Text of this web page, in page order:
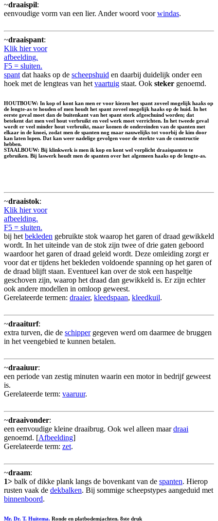
~draaispil:
eenvoudige vorm van een lier. Ander woord voorwindas.
~draaispant:
Klik hier voor
afbeelding.
F5 = sluiten.
spant dat haaks op de scheepshuid en daarbij duidelijk onder een
hoek met de lengteas van het vaartuig staat. Ook steker genoemd.
HOUTBOUW: In kop of kont kan men er voor kiezen het spant zoveel mogelijk haaks op
de lengte-as te houden of men houdt het spant zoveel mogelijk haaks op de huid. In het
eerste geval moet dan de buitenkant van het spant sterk afgeschuind worden; dat
betekent dat men veel hout verbruikt en veel werk moet verrichten. In het tweede geval
wordt er veel minder hout verbruikt, maar komen de ondereinden van de spanten met
elkaar in de knoei, zodat men de spanten nog maar nauwelijks tot voorbij de kim door
kan laten lopen. Dat kan weer nadelige gevolgen voor de sterkte van de constructie
hebben.
STAALBOUW: Bij klinkwerk is men ik kop en kont wel verplicht draaispanten te
gebruiken. Bij laswerk houdt men de spanten over het algemeen haaks op de lengte-as.
~draaistok:
Klik hier voor
afbeelding.
F5 = sluiten.
bij het bekleden gebruikte stok waarop het garen of draad gewikkeld
wordt. In het uiteinde van de stok zijn twee of drie gaten geboord
waardoor het garen of draad geleid wordt. Deze omleiding zorgt er
voor dat er tijdens het bekleden voldoende spanning op het garen of
de draad blijft staan. Eventueel kan over de stok een haspeltje
geschoven zijn, waarop het draad dan gewikkeld is. Er zijn echter
ook andere modellen in omloop geweest.
Gerelateerde termen: draaier, kleedspaan, kleedkuil.
~draaiturf:
extra turven, die de schippergegeven werd om daarmee de bruggen
in het veengebied te kunnen betalen.
~draaiuur:
een periode van zestig minuten waarin een motor in bedrijf geweest
is.
Gerelateerde term: vaaruur.
~draaivonder:
een eenvoudige kleine draaibrug. Ook wel alleen maardraai
genoemd. [Afbeelding]
Gerelateerde term: zet.
~draam:
1> balk of dikke plank langs de bovenkant van de spanten. Hierop
rusten vaak de dekbalken. Bij sommige scheepstypes aangeduid met
binnenboord.
Mr. Dr. T. Huitema. Ronde en platbodemjachten. 8ste druk